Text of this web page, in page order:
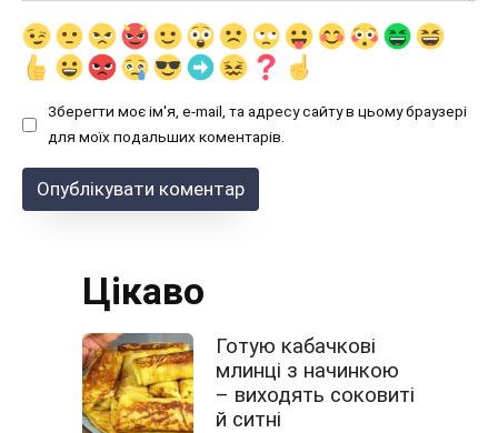
Зберегти моє ім'я, e-mail, та адресу сайту в цьому браузері
для моїх подальших коментарів.
Цікаво
Готую кабачкові
млинці з начинкою
– виходять соковиті
й ситні